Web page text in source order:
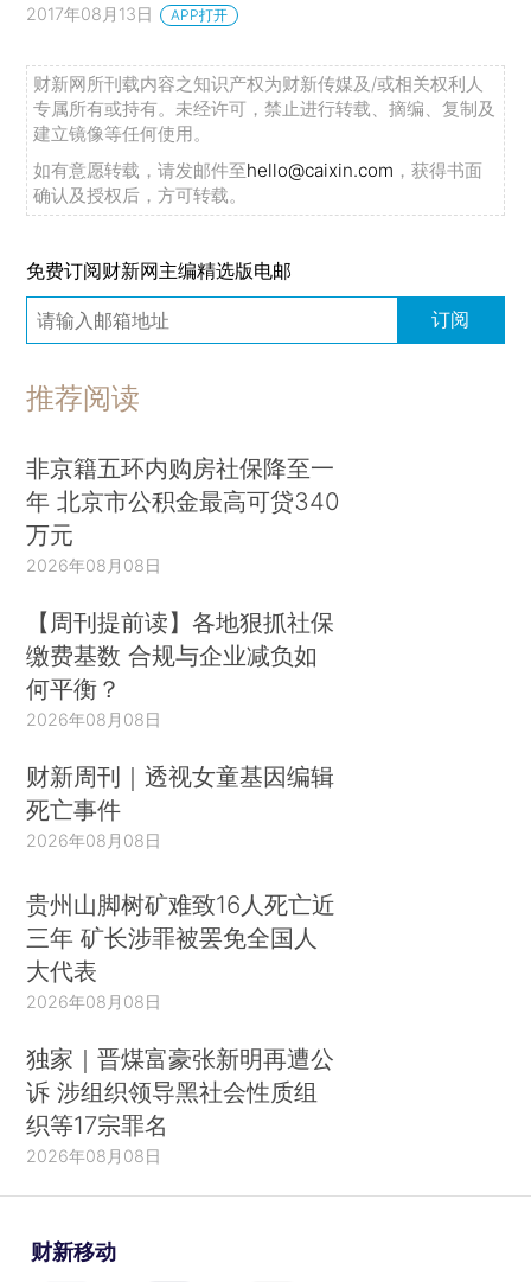
2017年08月13日 APP打开
财新网所刊载内容之知识产权为财新传媒及/或相关权利人
专属所有或持有。未经许可，禁止进行转载、摘编、复制及
建立镜像等任何使用。
如有意愿转载，请发邮件至hello@caixin.com ，获得书面
确认及授权后，方可转载。
免费订阅财新网主编精选版电邮
订阅
推荐阅读
非京籍五环内购房社保降至一
年 北京市公积金最高可贷340
万元
2026年08月08日
【周刊提前读】各地狠抓社保
缴费基数 合规与企业减负如
何平衡？
2026年08月08日
财新周刊｜透视女童基因编辑
死亡事件
2026年08月08日
贵州山脚树矿难致16人死亡近
三年 矿长涉罪被罢免全国人
大代表
2026年08月08日
独家｜晋煤富豪张新明再遭公
诉 涉组织领导黑社会性质组
织等17宗罪名
2026年08月08日
财新移动